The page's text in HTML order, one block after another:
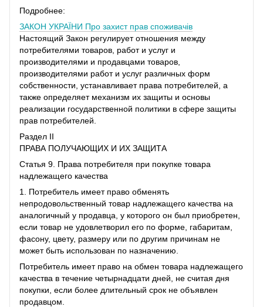
Подробнее:
ЗАКОН УКРАЇНИ Про захист прав споживачів
Настоящий Закон регулирует отношения между
потребителями товаров, работ и услуг и
производителями и продавцами товаров,
производителями работ и услуг различных форм
собственности, устанавливает права потребителей, а
также определяет механизм их защиты и основы
реализации государственной политики в сфере защиты
прав потребителей.
Раздел II
ПРАВА ПОЛУЧАЮЩИХ И ИХ ЗАЩИТА
Статья 9. Права потребителя при покупке товара
надлежащего качества
1. Потребитель имеет право обменять
непродовольственный товар надлежащего качества на
аналогичный у продавца, у которого он был приобретен,
если товар не удовлетворил его по форме, габаритам,
фасону, цвету, размеру или по другим причинам не
может быть использован по назначению.
Потребитель имеет право на обмен товара надлежащего
качества в течение четырнадцати дней, не считая дня
покупки, если более длительный срок не объявлен
продавцом.